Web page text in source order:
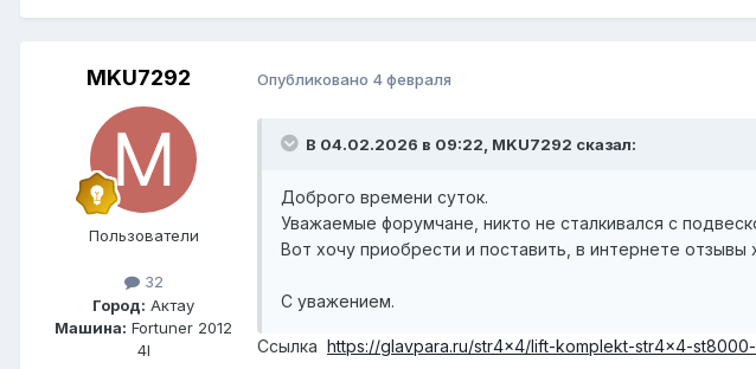
MKU7292
Пользователи
32
Город: Актау
Машина: Fortuner 2012
4l
Опубликовано 4 февраля
В 04.02.2026 в 09:22, MKU7292 сказал:
Доброго времени суток.
Уважаемые форумчане, никто не сталкивался с
Вот хочу приобрести и поставить, в интернете отзывы
С уважением.
Ссылка https://glavpara.ru/str4x4/lift-komplekt-str4x4-